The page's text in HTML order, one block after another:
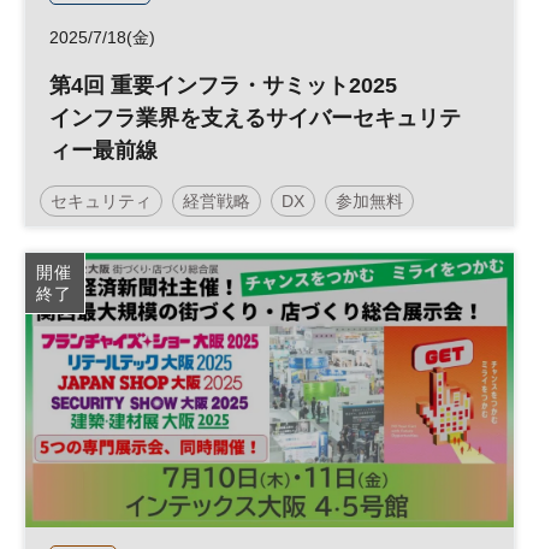
2025/7/18(金)
第4回 重要インフラ・サミット2025
インフラ業界を支えるサイバーセキュリテ
ィー最前線
セキュリティ 経営戦略 DX 参加無料
日経メッセプレミアム・カンファレンス・シリーズ
開催
終了